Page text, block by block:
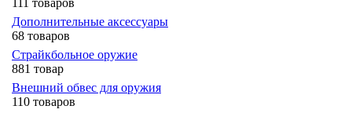
111 товаров
Дополнительные аксессуары
68 товаров
Страйкбольное оружие
881 товар
Внешний обвес для оружия
110 товаров